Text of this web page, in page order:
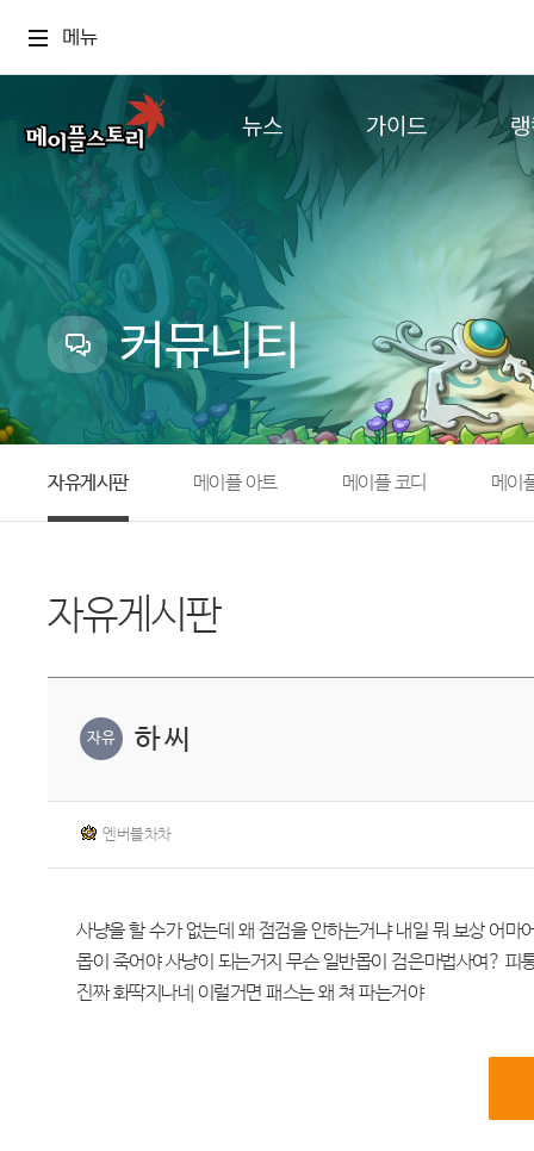
메뉴
뉴스
업데이트
이벤트
캐시샵 공지
메이플 알림판
with maple
가이드
추가정보
컨텐
커뮤니티
자유게시판 메이플 아트 메이플 코디 메이
자유게시판
자유 하 씨
엔버블차차
사냥을 할 수가 없는데 왜 점검을 안하는거냐 내일 뭐 보상 어마
몹이 죽어야 사냥이 되는거지 무슨 일반몹이 검은마법사여? 피
진짜 화딱지나네 이럴거면 패스는 왜 쳐 파는거야